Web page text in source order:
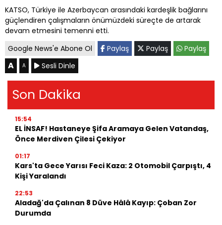
KATSO, Türkiye ile Azerbaycan arasındaki kardeşlik bağlarını
güçlendiren çalışmaların önümüzdeki süreçte de artarak
devam etmesini temenni etti.
Google News'e Abone Ol
Paylaş Paylaş Paylaş
A A Sesli Dinle
Son Dakika
15:54
EL İNSAF! Hastaneye Şifa Aramaya Gelen Vatandaş,
Önce Merdiven Çilesi Çekiyor
01:17
Kars'ta Gece Yarısı Feci Kaza: 2 Otomobil Çarpıştı, 4
Kişi Yaralandı
22:53
Aladağ'da Çalınan 8 Düve Hâlâ Kayıp: Çoban Zor
Durumda